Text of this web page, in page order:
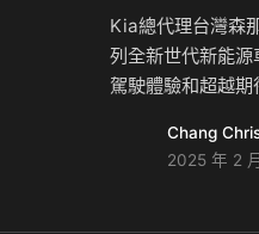
Kia總代理台灣森
列全新世代新能
駕駛體驗和超越
亮眼佳績，更連
了連續兩年獲得
Chang
2025 年 2